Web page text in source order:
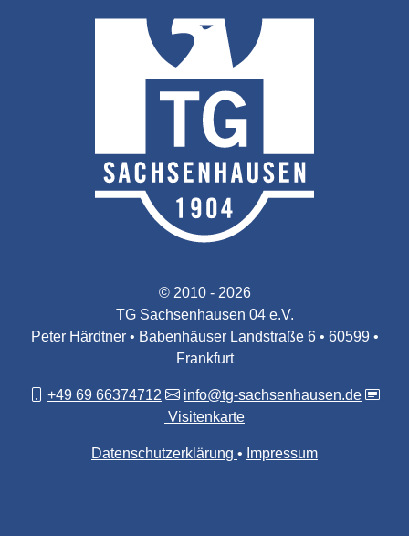
© 2010 - 2026
TG Sachsenhausen 04 e.V.
Peter Härdtner • Babenhäuser Landstraße 6 • 60599 •
Frankfurt
+49 69 66374712
info@tg-sachsenhausen.de
Visitenkarte
Datenschutzerklärung Impressum